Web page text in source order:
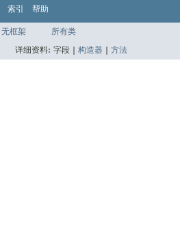
索引 帮助
无框架
所有类
详细资料: 字段 | 构造器 方法